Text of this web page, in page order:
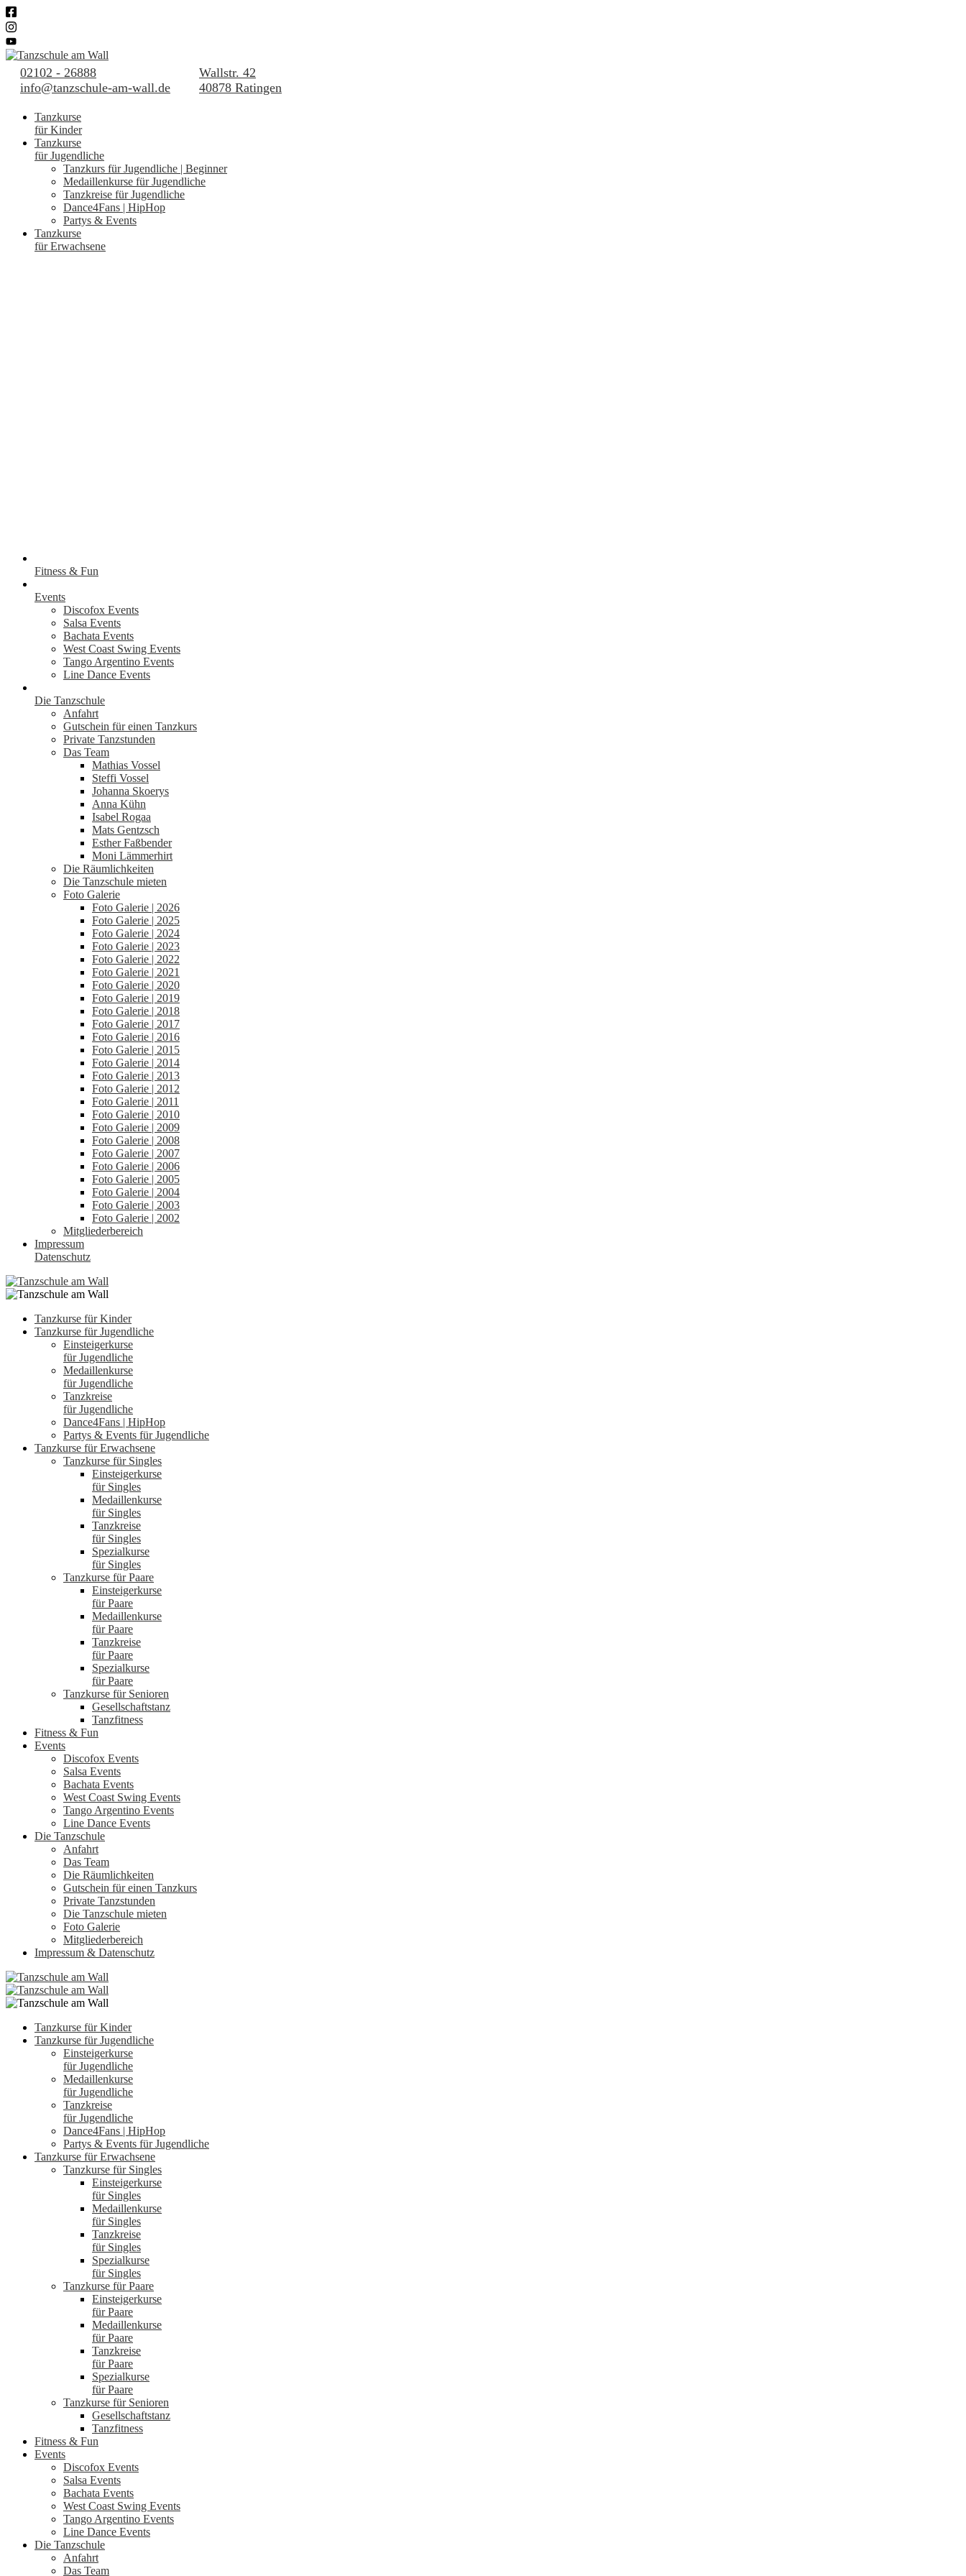
02102 - 26888
info@tanzschule-am-wall.de
Wallstr. 42
40878 Ratingen
Tanzkurse
für Kinder
Tanzkurse
für Jugendliche
Tanzkurs für Jugendliche | Beginner
Medaillenkurse für Jugendliche
Tanzkreise für Jugendliche
Dance4Fans | HipHop
Partys & Events
Tanzkurse
für Erwachsene
Fitness & Fun
Events
Discofox Events
Salsa Events
Bachata Events
West Coast Swing Events
Tango Argentino Events
Line Dance Events
Die Tanzschule
Anfahrt
Gutschein für einen Tanzkurs
Private Tanzstunden
Das Team
Mathias Vossel
Steffi Vossel
Johanna Skoerys
Anna Kühn
Isabel Rogaa
Mats Gentzsch
Esther Faßbender
Moni Lämmerhirt
Die Räumlichkeiten
Die Tanzschule mieten
Foto Galerie
Foto Galerie | 2026
Foto Galerie | 2025
Foto Galerie | 2024
Foto Galerie | 2023
Foto Galerie | 2022
Foto Galerie | 2021
Foto Galerie | 2020
Foto Galerie | 2019
Foto Galerie | 2018
Foto Galerie | 2017
Foto Galerie | 2016
Foto Galerie | 2015
Foto Galerie | 2014
Foto Galerie | 2013
Foto Galerie | 2012
Foto Galerie | 2011
Foto Galerie | 2010
Foto Galerie | 2009
Foto Galerie | 2008
Foto Galerie | 2007
Foto Galerie | 2006
Foto Galerie | 2005
Foto Galerie | 2004
Foto Galerie | 2003
Foto Galerie | 2002
Mitgliederbereich
Impressum
Datenschutz
Tanzkurse für Kinder
Tanzkurse für Jugendliche
Einsteigerkurse
für Jugendliche
Medaillenkurse
für Jugendliche
Tanzkreise
für Jugendliche
Dance4Fans | HipHop
Partys & Events für Jugendliche
Tanzkurse für Erwachsene
Tanzkurse für Singles
Einsteigerkurse
für Singles
Medaillenkurse
für Singles
Tanzkreise
für Singles
Spezialkurse
für Singles
Tanzkurse für Paare
Einsteigerkurse
für Paare
Medaillenkurse
für Paare
Tanzkreise
für Paare
Spezialkurse
für Paare
Tanzkurse für Senioren
Gesellschaftstanz
Tanzfitness
Fitness & Fun
Events
Discofox Events
Salsa Events
Bachata Events
West Coast Swing Events
Tango Argentino Events
Line Dance Events
Die Tanzschule
Anfahrt
Das Team
Die Räumlichkeiten
Gutschein für einen Tanzkurs
Private Tanzstunden
Die Tanzschule mieten
Foto Galerie
Mitgliederbereich
Impressum & Datenschutz
Tanzkurse für Kinder
Tanzkurse für Jugendliche
Einsteigerkurse
für Jugendliche
Medaillenkurse
für Jugendliche
Tanzkreise
für Jugendliche
Dance4Fans | HipHop
Partys & Events für Jugendliche
Tanzkurse für Erwachsene
Tanzkurse für Singles
Einsteigerkurse
für Singles
Medaillenkurse
für Singles
Tanzkreise
für Singles
Spezialkurse
für Singles
Tanzkurse für Paare
Einsteigerkurse
für Paare
Medaillenkurse
für Paare
Tanzkreise
für Paare
Spezialkurse
für Paare
Tanzkurse für Senioren
Gesellschaftstanz
Tanzfitness
Fitness & Fun
Events
Discofox Events
Salsa Events
Bachata Events
West Coast Swing Events
Tango Argentino Events
Line Dance Events
Die Tanzschule
Anfahrt
Das Team